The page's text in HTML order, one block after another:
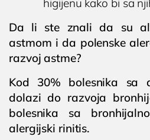
Da li ste znali da su
astmom i da polenske
razvoj astme?
Kod 30% bolesnika sa
dolazi do razvoja
bolesnika sa
alergijski rinitis.